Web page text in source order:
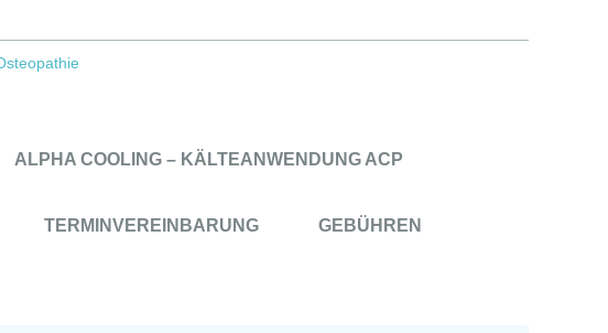
ALPHA COOLING – KÄLTEANWENDUNG ACP
TERMINVEREINBARUNG GEBÜHREN